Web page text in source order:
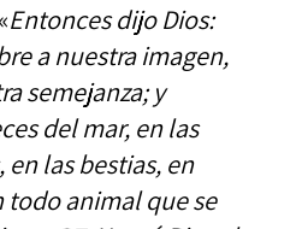
«Entonces dijo Dios:
a nuestra imagen,
semejanza; y
del mar, en las
en las bestias, en
todo animal que se